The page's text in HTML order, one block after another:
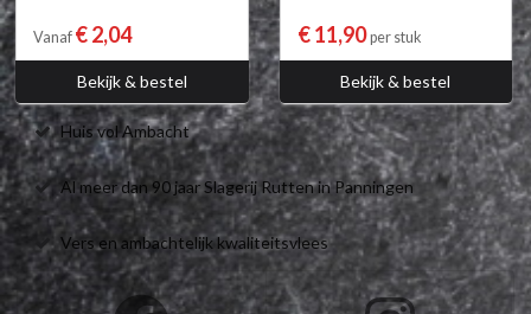
Vanaf € 2,04
Bekijk & bestel
€ 11,90per stuk
Bekijk & bestel
Huis vol Ambacht
Al meer dan 90 jaar Slagerij Rutten in Panningen
Vers en ambachtelijk kwaliteitsvlees